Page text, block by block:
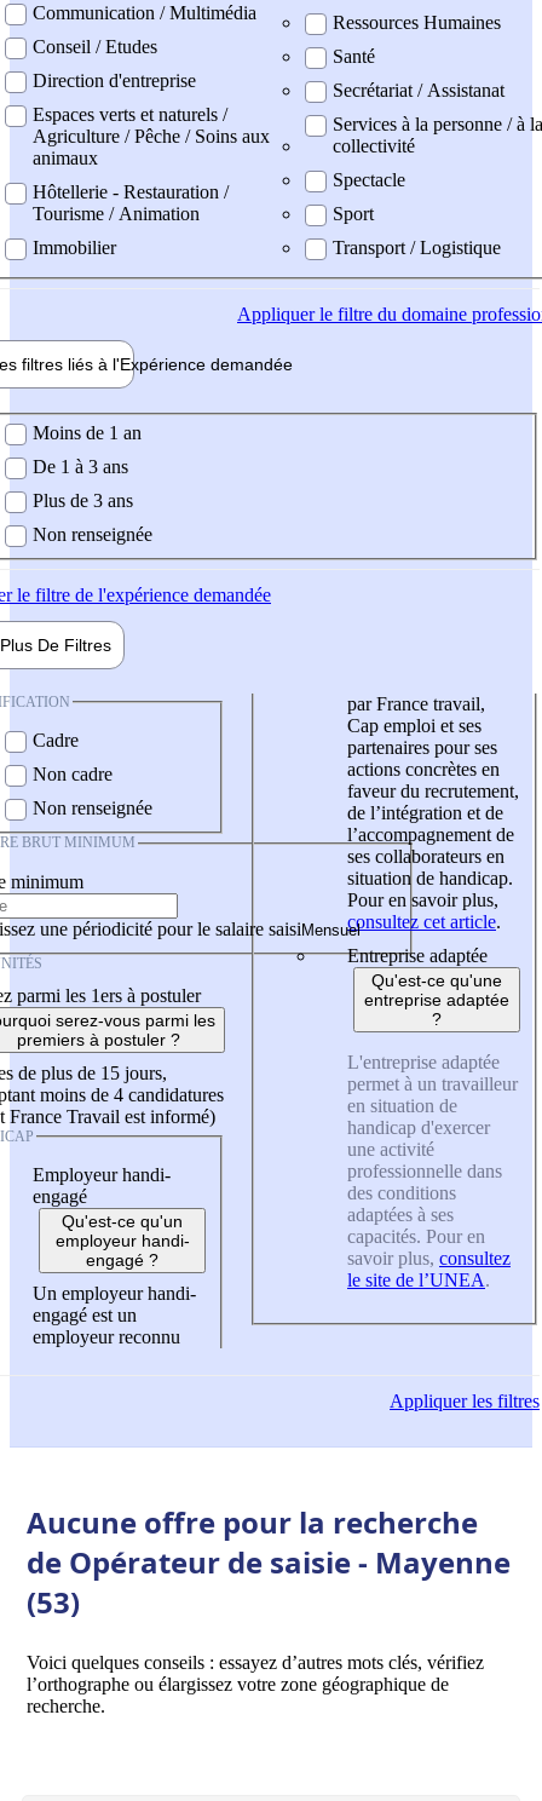
Communication / Multimédia
Conseil / Etudes
Direction d'entreprise
Espaces verts et naturels /
Agriculture / Pêche / Soins aux
animaux
Hôtellerie - Restauration /
Tourisme / Animation
Immobilier
Ressources Humaines
Santé
Secrétariat / Assistanat
Services à la personne / à la
collectivité
Spectacle
Sport
Transport / Logistique
Appliquerle filtre du domaine
filtres liés à l'Expérience demandée
demandée
Moins de 1 an
De 1 à 3 ans
Plus de 3 ans
Non renseignée
le filtre de l'expérience demandée
Plus De Filtres
Cadre
Non cadre
Non renseignée
BRUT MINIMUM
minimum
une périodicité pour le salaire saisi
parmi les 1ers à postuler
serez-vous parmi les
premiers à postuler ?
de plus de 15 jours,
moins de 4 candidatures
France Travail est informé)
Employeur handi-
engagé
Qu'est-ce qu'un
employeur handi-
engagé ?
Un employeur handi-
engagé est un
employeur reconnu
par France travail,
Cap emploi et ses
partenaires pour ses
actions concrètes en
faveur du recrutement,
de l’intégration et de
l’accompagnement de
ses collaborateurs en
situation de handicap.
Pour en savoir plus,
consultez cet article.
Entreprise adaptée
Qu'est-ce qu'une
entreprise adaptée
?
L'entreprise adaptée
permet à un travailleur
en situation de
handicap d'exercer
une activité
professionnelle dans
des conditions
adaptées à ses
capacités. Pour en
savoir plus, consultez
le site de l’UNEA.
Appliquerles filtres
Aucune offre pour la recherche
de Opérateur de saisie - Mayenne
(53)
Voici quelques conseils : essayez d’autres mots clés, vérifiez
l’orthographe ou élargissez votre zone géographique de
recherche.